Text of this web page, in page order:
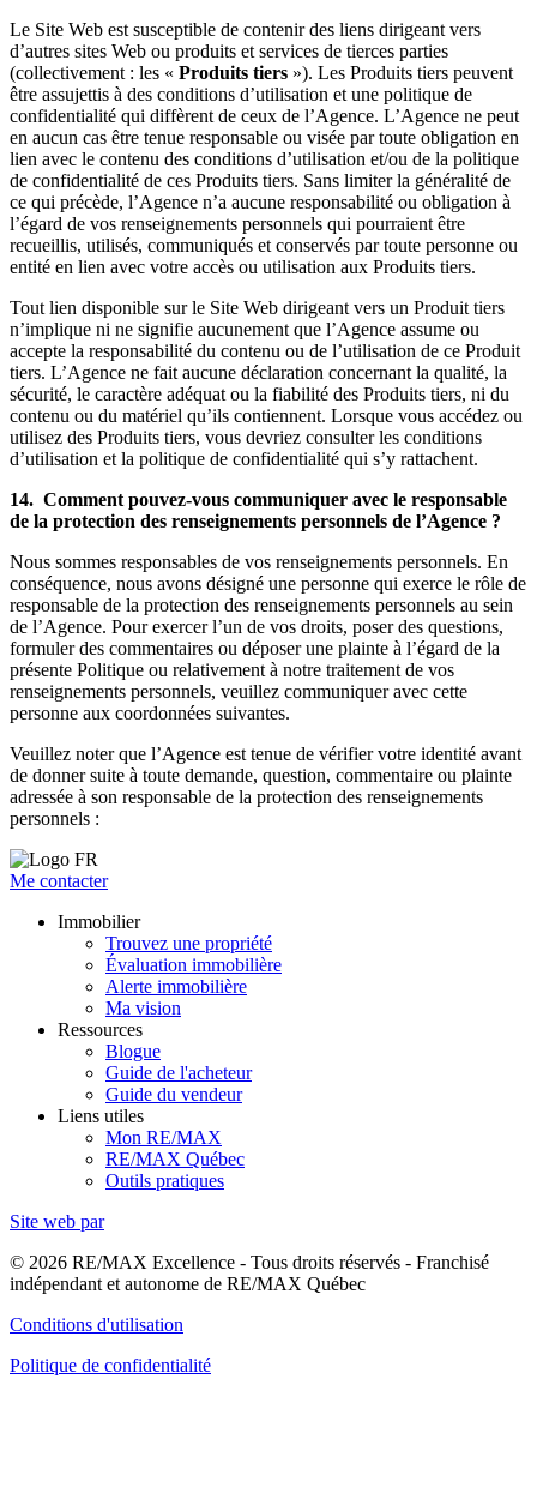
Le Site Web est susceptible de contenir des liens dirigeant vers
d’autres sites Web ou produits et services de tierces parties
(collectivement : les « Produits tiers »). Les Produits tiers peuvent
être assujettis à des conditions d’utilisation et une politique de
confidentialité qui diffèrent de ceux de l’Agence. L’Agence ne peut
en aucun cas être tenue responsable ou visée par toute obligation en
lien avec le contenu des conditions d’utilisation et/ou de la politique
de confidentialité de ces Produits tiers. Sans limiter la généralité de
ce qui précède, l’Agence n’a aucune responsabilité ou obligation à
l’égard de vos renseignements personnels qui pourraient être
recueillis, utilisés, communiqués et conservés par toute personne ou
entité en lien avec votre accès ou utilisation aux Produits tiers.
Tout lien disponible sur le Site Web dirigeant vers un Produit tiers
n’implique ni ne signifie aucunement que l’Agence assume ou
accepte la responsabilité du contenu ou de l’utilisation de ce Produit
tiers. L’Agence ne fait aucune déclaration concernant la qualité, la
sécurité, le caractère adéquat ou la fiabilité des Produits tiers, ni du
contenu ou du matériel qu’ils contiennent. Lorsque vous accédez ou
utilisez des Produits tiers, vous devriez consulter les conditions
d’utilisation et la politique de confidentialité qui s’y rattachent.
14. Comment pouvez-vous communiquer avec le responsable
de la protection des renseignements personnels de l’Agence ?
Nous sommes responsables de vos renseignements personnels. En
conséquence, nous avons désigné une personne qui exerce le rôle de
responsable de la protection des renseignements personnels au sein
de l’Agence. Pour exercer l’un de vos droits, poser des questions,
formuler des commentaires ou déposer une plainte à l’égard de la
présente Politique ou relativement à notre traitement de vos
renseignements personnels, veuillez communiquer avec cette
personne aux coordonnées suivantes.
Veuillez noter que l’Agence est tenue de vérifier votre identité avant
de donner suite à toute demande, question, commentaire ou plainte
adressée à son responsable de la protection des renseignements
personnels :
Me contacter
Immobilier
Trouvez une propriété
Évaluation immobilière
Alerte immobilière
Ma vision
Ressources
Blogue
Guide de l'acheteur
Guide du vendeur
Liens utiles
Mon RE/MAX
RE/MAX Québec
Outils pratiques
Site web par
© 2026 RE/MAX Excellence - Tous droits réservés - Franchisé
indépendant et autonome de RE/MAX Québec
Conditions d'utilisation
Politique de confidentialité